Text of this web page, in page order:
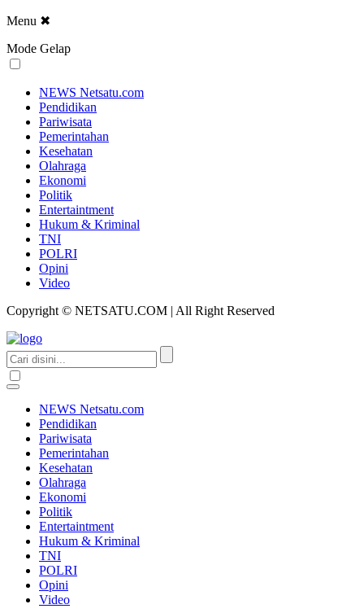
Menu ✖
Mode Gelap
NEWS Netsatu.com
Pendidikan
Pariwisata
Pemerintahan
Kesehatan
Olahraga
Ekonomi
Politik
Entertaintment
Hukum & Kriminal
TNI
POLRI
Opini
Video
Copyright © NETSATU.COM | All Right Reserved
NEWS Netsatu.com
Pendidikan
Pariwisata
Pemerintahan
Kesehatan
Olahraga
Ekonomi
Politik
Entertaintment
Hukum & Kriminal
TNI
POLRI
Opini
Video